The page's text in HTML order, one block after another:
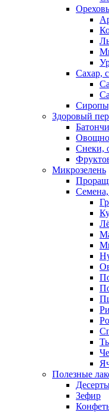
Сахар,
Здоровый
Снеки,
Микрозелень
Семена,
Полезные
Зефир